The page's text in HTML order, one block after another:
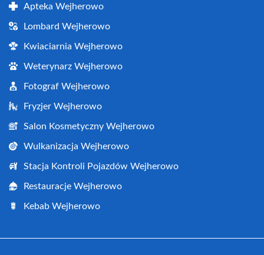
Apteka Wejherowo
Lombard Wejherowo
Kwiaciarnia Wejherowo
Weterynarz Wejherowo
Fotograf Wejherowo
Fryzjer Wejherowo
Salon Kosmetyczny Wejherowo
Wulkanizacja Wejherowo
Stacja Kontroli Pojazdów Wejherowo
Restauracje Wejherowo
Kebab Wejherowo